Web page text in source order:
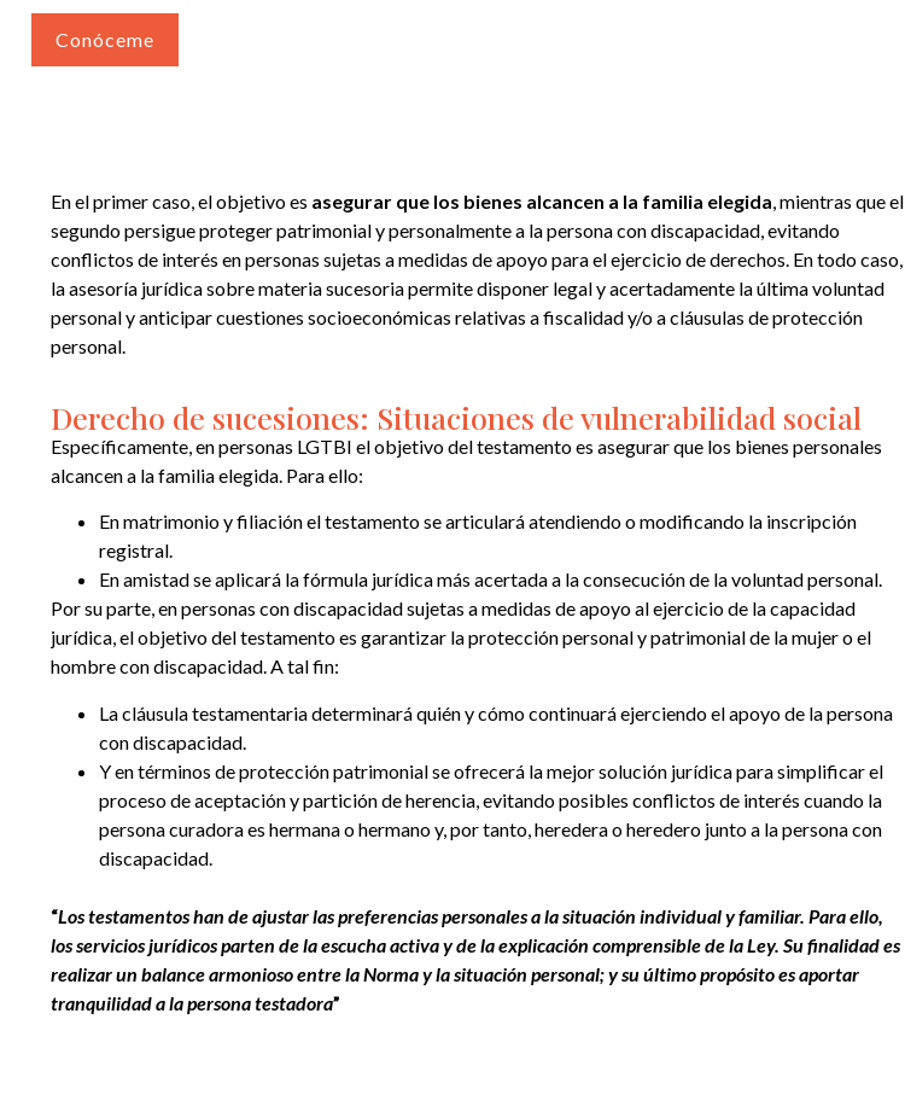
Conóceme
En el primer caso, el objetivo es asegurar que los bienes alcancen a la familia elegida , mientras que el
segundo persigue proteger patrimonial y personalmente a la persona con discapacidad, evitando
conflictos de interés en personas sujetas a medidas de apoyo para el ejercicio de derechos. En todo caso,
la asesoría jurídica sobre materia sucesoria permite disponer legal y acertadamente la última voluntad
personal y anticipar cuestiones socioeconómicas relativas a fiscalidad y/o a cláusulas de protección
personal.
Derecho de sucesiones: Situaciones de vulnerabilidad social
Específicamente, en personas LGTBI el objetivo del testamento es asegurar que los bienes personales
alcancen a la familia elegida. Para ello:
En matrimonio y filiación el testamento se articulará atendiendo o modificando la inscripción
registral.
En amistad se aplicará la fórmula jurídica más acertada a la consecución de la voluntad personal.
Por su parte, en personas con discapacidad sujetas a medidas de apoyo al ejercicio de la capacidad
jurídica, el objetivo del testamento es garantizar la protección personal y patrimonial de la mujer o el
hombre con discapacidad. A tal fin:
La cláusula testamentaria determinará quién y cómo continuará ejerciendo el apoyo de la persona
con discapacidad.
Y en términos de protección patrimonial se ofrecerá la mejor solución jurídica para simplificar el
proceso de aceptación y partición de herencia, evitando posibles conflictos de interés cuando la
persona curadora es hermana o hermano y, por tanto, heredera o heredero junto a la persona con
discapacidad.
“Los testamentos han de ajustar las preferencias personales a la situación individual y familiar. Para ello,
los servicios jurídicos parten de la escucha activa y de la explicación comprensible de la Ley. Su finalidad es
realizar un balance armonioso entre la Norma y la situación personal; y su último propósito es aportar
tranquilidad a la persona testadora”